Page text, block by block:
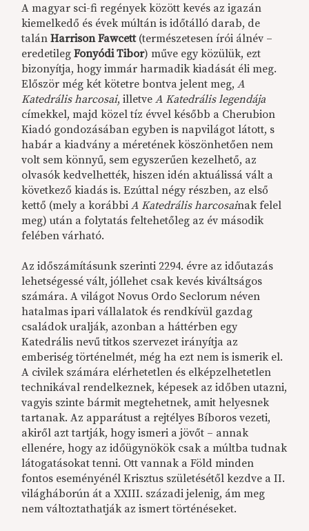
A magyar sci-fi regények között kevés az igazán
kiemelkedő és évek múltán is időtálló darab, de
talánHarrison Fawcett(természetesen írói álnév –
eredetilegFonyódi Tibor) műve egy közülük, ezt
bizonyítja, hogy immár harmadik kiadását éli meg.
Először még két kötetre bontva jelent meg,A
Katedrális harcosai, illetveA Katedrális legendája
címekkel, majd közel tíz évvel később a Cherubion
Kiadó gondozásában egyben is napvilágot látott, s
habár a kiadvány a méretének köszönhetően nem
volt sem könnyű, sem egyszerűen kezelhető, az
olvasók kedvelhették, hiszen idén aktuálissá vált a
következő kiadás is. Ezúttal négy részben, az első
kettő (mely a korábbiA Katedrális harcosainak felel
meg) után a folytatás feltehetőleg az év második
felében várható.
Az időszámításunk szerinti 2294. évre az időutazás
lehetségessé vált, jóllehet csak kevés kiváltságos
számára. A világot Novus Ordo Seclorum néven
hatalmas ipari vállalatok és rendkívül gazdag
családok uralják, azonban a háttérben egy
Katedrális nevű titkos szervezet irányítja az
emberiség történelmét, még ha ezt nem is ismerik el.
A civilek számára elérhetetlen és elképzelhetetlen
technikával rendelkeznek, képesek az időben utazni,
vagyis szinte bármit megtehetnek, amit helyesnek
tartanak. Az apparátust a rejtélyes Bíboros vezeti,
akiről azt tartják, hogy ismeri a jövőt – annak
ellenére, hogy az időügynökök csak a múltba tudnak
látogatásokat tenni. Ott vannak a Föld minden
fontos eseményénél Krisztus születésétől kezdve a II.
világháborún át a XXIII. századi jelenig, ám meg
nem változtathatják az ismert történéseket.